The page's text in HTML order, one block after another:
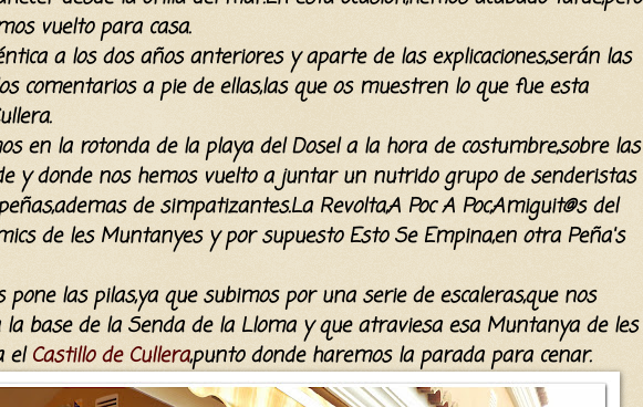
vuelto para casa.
a los dos años anteriores y aparte de las explicaciones,serán las
comentarios a pie de ellas,las que os muestren lo que fue esta
en la rotonda de la playa del Dosel a la hora de costumbre,sobre las
y donde nos hemos vuelto a juntar un nutrido grupo de senderistas
de simpatizantes.La Revolta,A Poc A Poc,Amiguit@s del
de les Muntanyes y por supuesto Esto Se Empina,en otra Peña's
pone las pilas,ya que subimos por una serie de escaleras,que nos
base de la Senda de la Lloma y que atraviesa esa Muntanya de les
elCastillo de Cullera,punto donde haremos la parada para cenar.